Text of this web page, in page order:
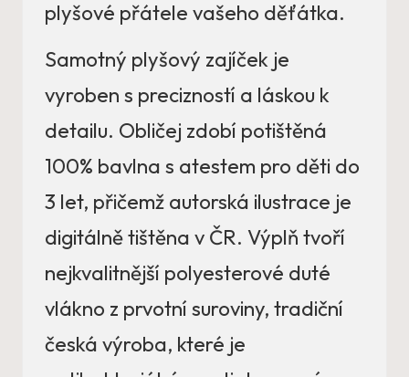
plyšové přátele vašeho děťátka.
Samotný plyšový zajíček je
vyroben s precizností a láskou k
detailu. Obličej zdobí potištěná
100% bavlna s atestem pro děti do
3 let, přičemž autorská ilustrace je
digitálně tištěna v ČR. Výplň tvoří
nejkvalitnější polyesterové duté
vlákno z prvotní suroviny, tradiční
česká výroba, které je